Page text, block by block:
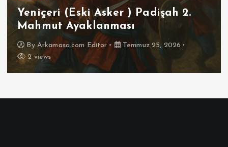
Futbolun Zirvesinde Yeniden
İspanya
ByArkamasa.com Editor
Temmuz 16, 2026
3 views